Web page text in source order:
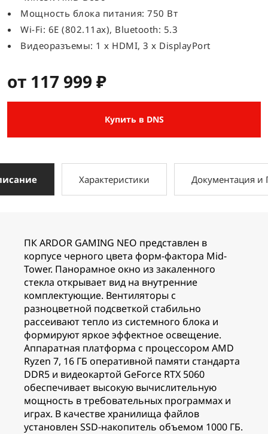
Мощность блока питания: 750 Вт
Wi-Fi: 6E (802.11ax), Bluetooth: 5.3
Видеоразъемы: 1 x HDMI, 3 x DisplayPort
от 117 999 ₽
Купить в DNS
Характеристики Документация и
ПК ARDOR GAMING NEO представлен в
корпусе черного цвета форм-фактора Mid-
Tower. Панорамное окно из закаленного
стекла открывает вид на внутренние
комплектующие. Вентиляторы с
разноцветной подсветкой стабильно
рассеивают тепло из системного блока и
формируют яркое эффектное освещение.
Аппаратная платформа с процессором AMD
Ryzen 7, 16 ГБ оперативной памяти стандарта
DDR5 и видеокартой GeForce RTX 5060
обеспечивает высокую вычислительную
мощность в требовательных программах и
играх. В качестве хранилища файлов
установлен SSD-накопитель объемом 1000 ГБ.